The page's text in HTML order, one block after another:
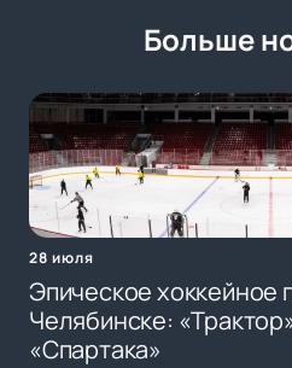
Больше
28 июля
Эпическое хоккейное
Челябинске:
«Спартака»